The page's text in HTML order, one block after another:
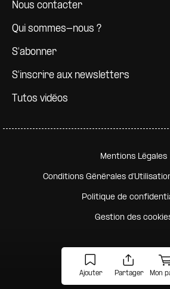
Ajouter Partager Mon
Nous contacter
Qui sommes-nous ?
S'abonner
S'inscrire aux newsletters
Tutos vidéos
Pied de page secondaire
Mentions Légales
Conditions Générales
Politique de
Gestion des